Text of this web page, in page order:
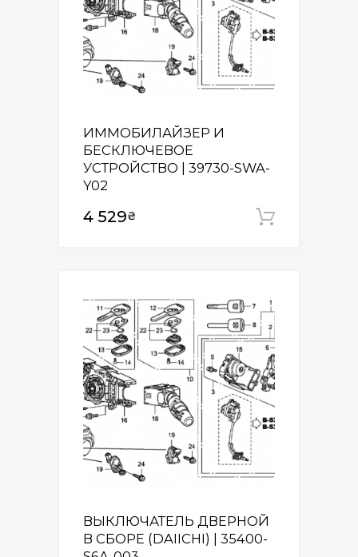
ИММОБИЛАЙЗЕР И
БЕСКЛЮЧЕВОЕ
УСТРОЙСТВО | 39730-SWA-
Y02
4 529₴
ВЫКЛЮЧАТЕЛЬ ДВЕРНОЙ
В СБОРЕ (DAIICHI) | 35400-